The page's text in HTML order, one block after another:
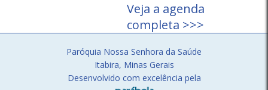
Veja a agenda
completa >>>
Paróquia Nossa Senhora da Saúde
Itabira, Minas Gerais
Desenvolvido com excelência pela